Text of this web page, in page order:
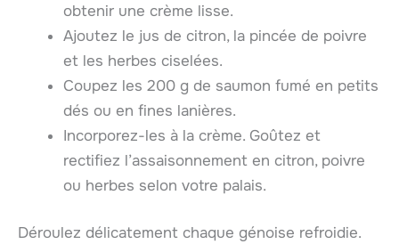
obtenir une crème lisse.
Ajoutez le jus de citron, la pincée de poivre
et les herbes ciselées.
Coupez les 200 g de saumon fumé en petits
dés ou en fines lanières.
Incorporez-les à la crème. Goûtez et
rectifiez l’assaisonnement en citron, poivre
ou herbes selon votre palais.
Déroulez délicatement chaque génoise refroidie.